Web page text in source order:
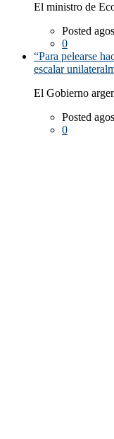
El ministro de
Posted
0
“Para pelearse
escalar
El Gobierno
Posted
0